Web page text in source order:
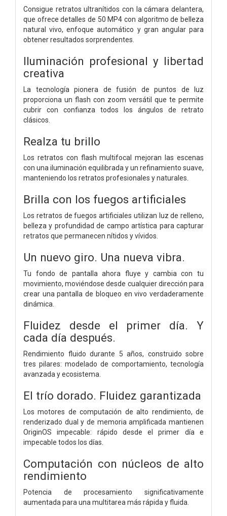
Consigue retratos ultranítidos con la cámara delantera,
que ofrece detalles de 50 MP4 con algoritmo de belleza
natural vivo, enfoque automático y gran angular para
obtener resultados sorprendentes.
Iluminación profesional y libertad
creativa
La tecnología pionera de fusión de puntos de luz
proporciona un flash con zoom versátil que te permite
cubrir con confianza todos los ángulos de retrato
clásicos.
Realza tu brillo
Los retratos con flash multifocal mejoran las escenas
con una iluminación equilibrada y un refinamiento suave,
manteniendo los retratos profesionales y naturales.
Brilla con los fuegos artificiales
Los retratos de fuegos artificiales utilizan luz de relleno,
belleza y profundidad de campo artística para capturar
retratos que permanecen nítidos y vívidos.
Un nuevo giro. Una nueva vibra.
Tu fondo de pantalla ahora fluye y cambia con tu
movimiento, moviéndose desde cualquier dirección para
crear una pantalla de bloqueo en vivo verdaderamente
dinámica.
Fluidez desde el primer día. Y
cada día después.
Rendimiento fluido durante 5 años, construido sobre
tres pilares: modelado de comportamiento, tecnología
avanzada y ecosistema.
El trío dorado. Fluidez garantizada
Los motores de computación de alto rendimiento, de
renderizado dual y de memoria amplificada mantienen
OriginOS impecable: rápido desde el primer día e
impecable todos los días.
Computación con núcleos de alto
rendimiento
Potencia de procesamiento significativamente
aumentada para una multitarea más rápida y fluida.